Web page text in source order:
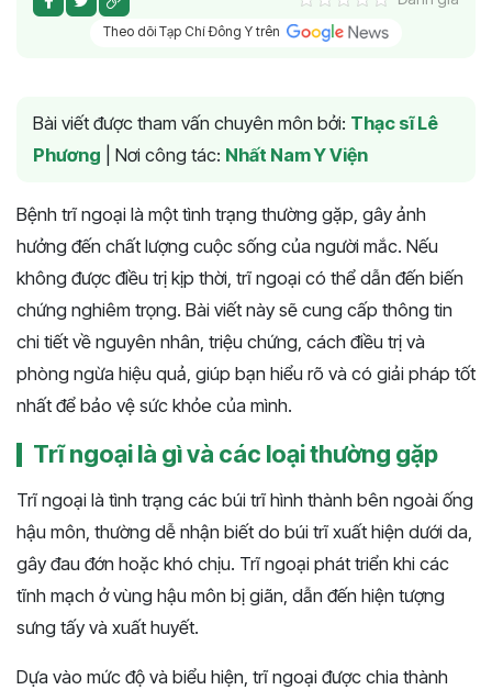
Theo dõi Tạp Chí Đông Y trên
Bài viết được tham vấn chuyên môn bởi: Thạc sĩ Lê
Phương
Nơi công tác: Nhất Nam Y Viện
Bệnh trĩ ngoại là một tình trạng thường gặp, gây ảnh
hưởng đến chất lượng cuộc sống của người mắc. Nếu
không được điều trị kịp thời, trĩ ngoại có thể dẫn đến biến
chứng nghiêm trọng. Bài viết này sẽ cung cấp thông tin
chi tiết về nguyên nhân, triệu chứng, cách điều trị và
phòng ngừa hiệu quả, giúp bạn hiểu rõ và có giải pháp tốt
nhất để bảo vệ sức khỏe của mình.
Trĩ ngoại là gì và các loại thường gặp
Trĩ ngoại là tình trạng các búi trĩ hình thành bên ngoài ống
hậu môn, thường dễ nhận biết do búi trĩ xuất hiện dưới da,
gây đau đớn hoặc khó chịu. Trĩ ngoại phát triển khi các
tĩnh mạch ở vùng hậu môn bị giãn, dẫn đến hiện tượng
sưng tấy và xuất huyết.
Dựa vào mức độ và biểu hiện, trĩ ngoại được chia thành